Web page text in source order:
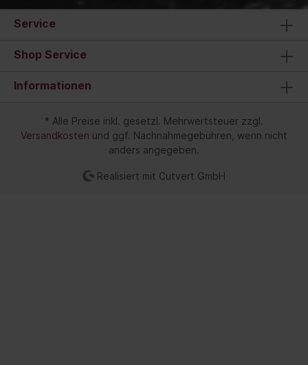
Service
Shop Service
Informationen
* Alle Preise inkl. gesetzl. Mehrwertsteuer zzgl.
Versandkosten und ggf. Nachnahmegebühren, wenn nicht
anders angegeben.
Realisiert mit Cutvert GmbH